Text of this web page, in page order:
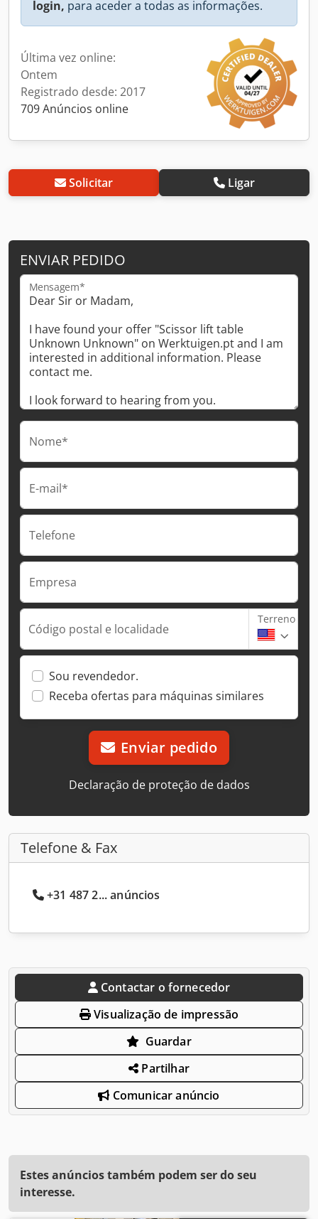
login, para aceder a todas as informações.
Última vez online:
Ontem
Registrado desde: 2017
709 Anúncios online
Solicitar Ligar
ENVIAR PEDIDO
Mensagem*
Nome*
E-mail*
Telefone
Empresa
Código postal e localidade
Terreno
Sou revendedor.
Receba ofertas para máquinas similares
Enviar pedido
Declaração de proteção de dados
Telefone & Fax
+31 487 2... anúncios
Contactar o fornecedor
Visualização de impressão
Guardar
Partilhar
Comunicar anúncio
Estes anúncios também podem ser do seu
interesse.